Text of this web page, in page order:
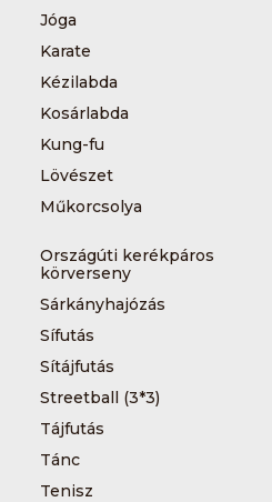
Jóga
Karate
Kézilabda
Kosárlabda
Kung-fu
Lövészet
Műkorcsolya
Országúti kerékpáros
körverseny
Sárkányhajózás
Sífutás
Sítájfutás
Streetball (3*3)
Tájfutás
Tánc
Tenisz